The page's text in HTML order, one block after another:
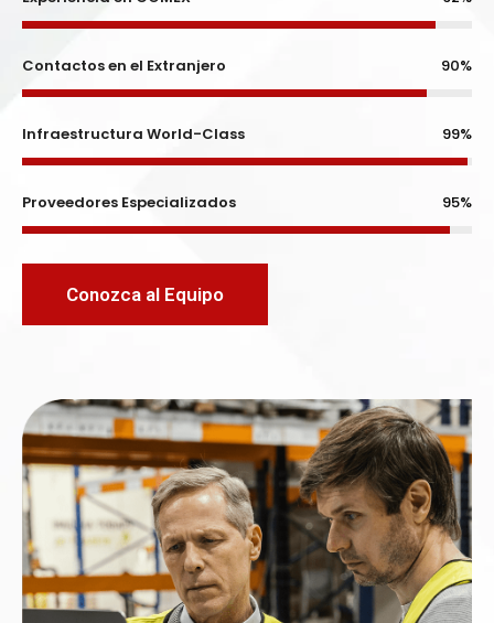
Contactos en el Extranjero 90%
Infraestructura World-Class 99%
Proveedores Especializados 95%
Conozca al Equipo